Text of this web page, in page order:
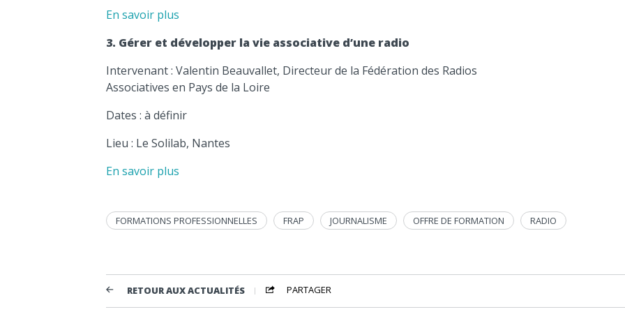
En savoir plus
3. Gérer et développer la vie associative d’une radio
Intervenant : Valentin Beauvallet, Directeur de la Fédération des Radios
Associatives en Pays de la Loire
Dates : à définir
Lieu : Le Solilab, Nantes
En savoir plus
FORMATIONS PROFESSIONNELLES FRAP JOURNALISME OFFRE DE FORMATION RADIO
RETOUR AUX ACTUALITÉS PARTAGER